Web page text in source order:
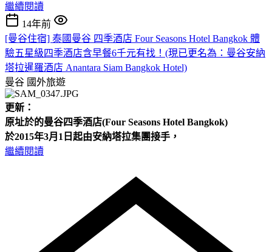
繼續閱讀
14年前
[曼谷住宿] 泰國曼谷 四季酒店 Four Seasons Hotel Bangkok 體
驗五星級四季酒店含早餐6千元有找！(現已更名為：曼谷安納
塔拉暹羅酒店 Anantara Siam Bangkok Hotel)
曼谷 國外旅遊
更新：
原址於的曼谷四季酒店(Four Seasons Hotel Bangkok)
於2015年3月1日起由安納塔拉集團接手，
繼續閱讀